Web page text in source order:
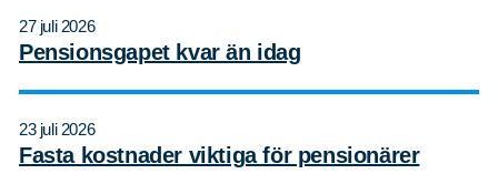
27 juli 2026
Pensionsgapet kvar än idag
23 juli 2026
Fasta kostnader viktiga för pensionärer